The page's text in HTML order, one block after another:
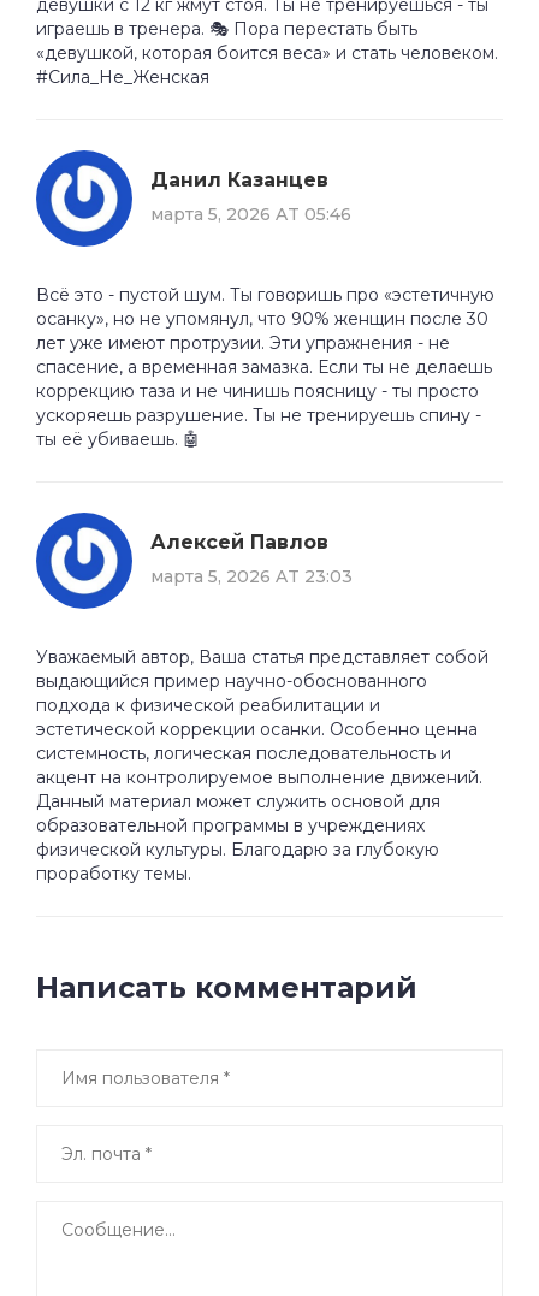
девушки с 12 кг жмут стоя. Ты не тренируешься - ты
играешь в тренера. 🎭 Пора перестать быть
«девушкой, которая боится веса» и стать человеком.
#Сила_Не_Женская
Данил Казанцев
марта 5, 2026 AT 05:46
Всё это - пустой шум. Ты говоришь про «эстетичную
осанку», но не упомянул, что 90% женщин после 30
лет уже имеют протрузии. Эти упражнения - не
спасение, а временная замазка. Если ты не делаешь
коррекцию таза и не чинишь поясницу - ты просто
ускоряешь разрушение. Ты не тренируешь спину -
ты её убиваешь. 🤖
Алексей Павлов
марта 5, 2026 AT 23:03
Уважаемый автор, Ваша статья представляет собой
выдающийся пример научно-обоснованного
подхода к физической реабилитации и
эстетической коррекции осанки. Особенно ценна
системность, логическая последовательность и
акцент на контролируемое выполнение движений.
Данный материал может служить основой для
образовательной программы в учреждениях
физической культуры. Благодарю за глубокую
проработку темы.
Написать комментарий